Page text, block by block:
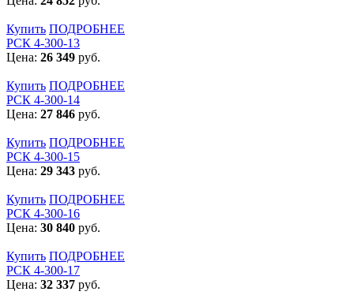
Купить ПОДРОБНЕЕ
РСК 4-300-13
Цена: 26 349 руб.
Купить ПОДРОБНЕЕ
РСК 4-300-14
Цена: 27 846 руб.
Купить ПОДРОБНЕЕ
РСК 4-300-15
Цена: 29 343 руб.
Купить ПОДРОБНЕЕ
РСК 4-300-16
Цена: 30 840 руб.
Купить ПОДРОБНЕЕ
РСК 4-300-17
Цена: 32 337 руб.